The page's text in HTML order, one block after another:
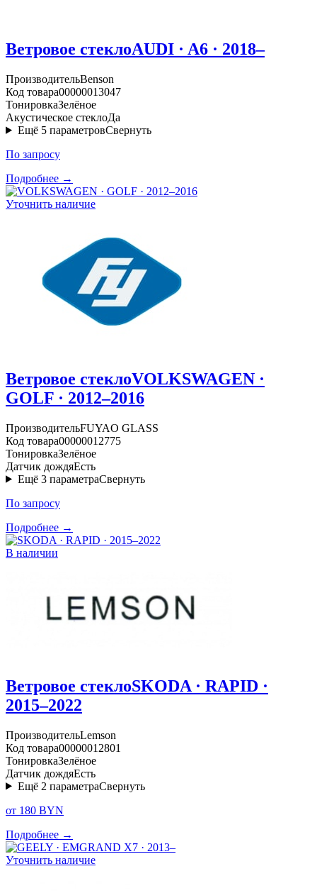
Ветровое стеклоAUDI · A6 · 2018–
ПроизводительBenson
Код товара00000013047
ТонировкаЗелёное
Акустическое стеклоДа
Ещё 5 параметровСвернуть
По запросу
Подробнее →
Уточнить наличие
Ветровое стеклоVOLKSWAGEN ·
GOLF · 2012–2016
ПроизводительFUYAO GLASS
Код товара00000012775
ТонировкаЗелёное
Датчик дождяЕсть
Ещё 3 параметраСвернуть
По запросу
Подробнее →
В наличии
Ветровое стеклоSKODA · RAPID ·
2015–2022
ПроизводительLemson
Код товара00000012801
ТонировкаЗелёное
Датчик дождяЕсть
Ещё 2 параметраСвернуть
от 180 BYN
Подробнее →
Уточнить наличие